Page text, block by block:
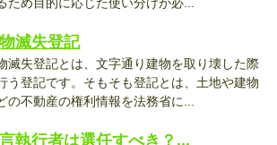
滅失登記
滅失登記とは、文字通り建物を取り壊した際
う登記です。そもそも登記とは、土地や建物
の不動産の権利情報を法務省に...
執行者は選任すべき？...